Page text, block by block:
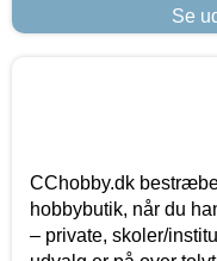
Se
CChobby.dk
hobbybutik, når du
– private, skoler/